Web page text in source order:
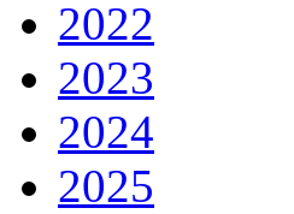
2022
2023
2024
2025